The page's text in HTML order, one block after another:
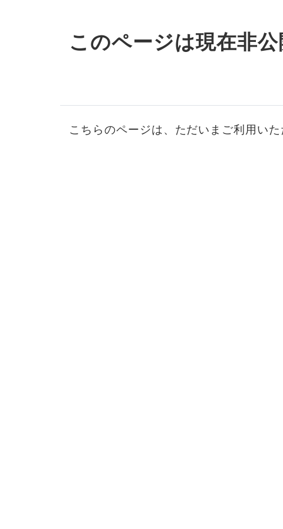
このページは現在非公
こちらのページは、ただいまご利用い